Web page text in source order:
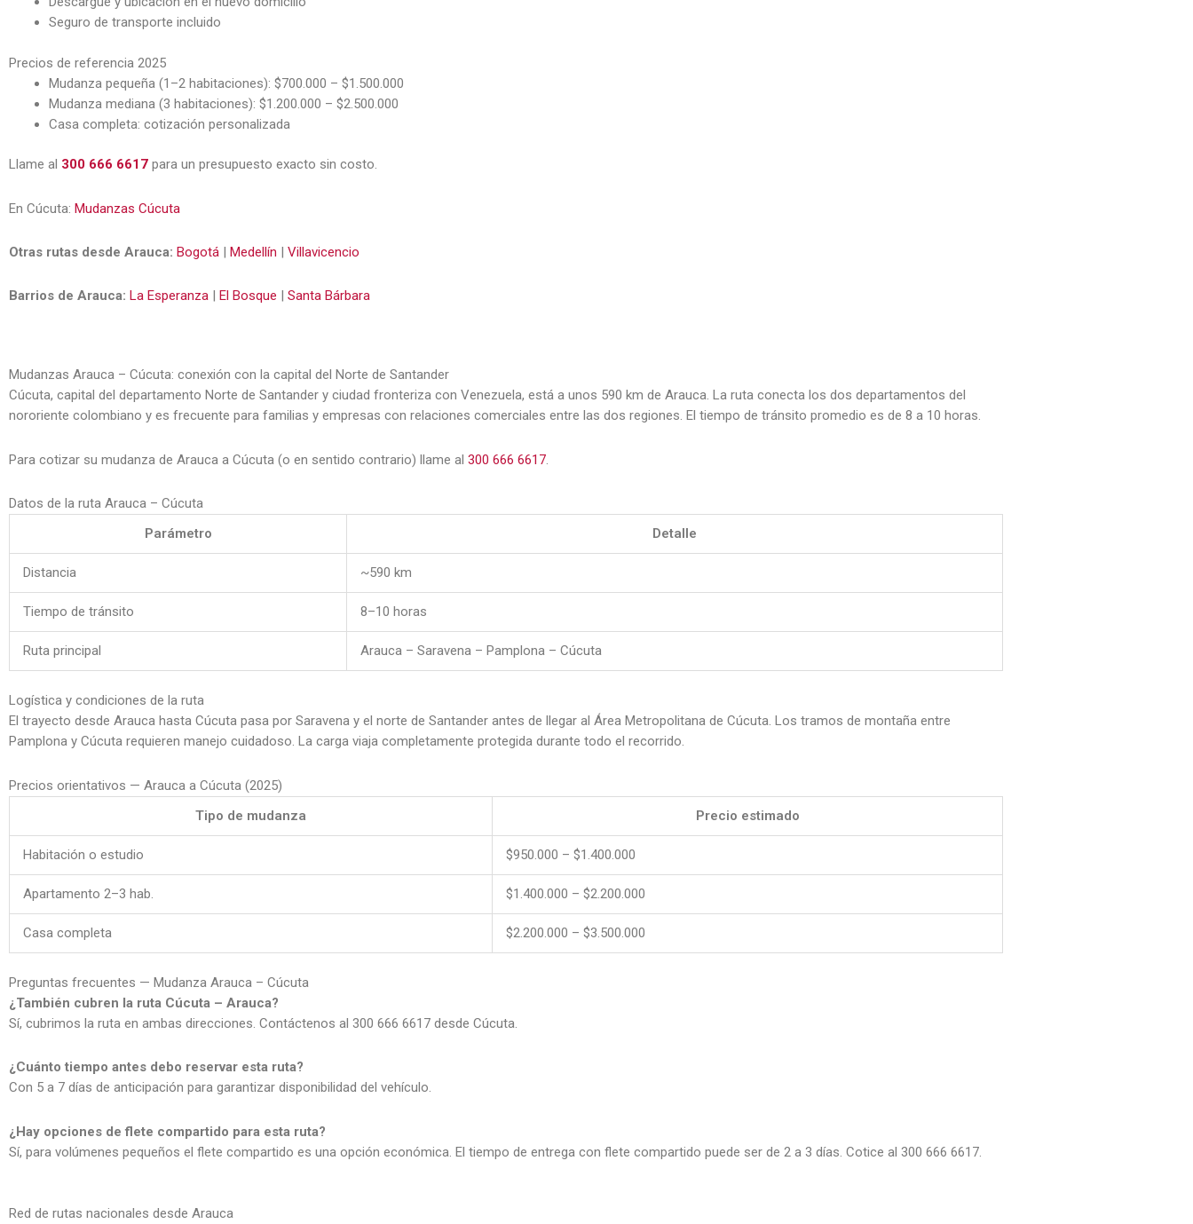
Seguro de transporte incluido
Precios de referencia 2025
Mudanza pequeña (1–2 habitaciones): $700.000 – $1.500.000
Mudanza mediana (3 habitaciones): $1.200.000 – $2.500.000
Casa completa: cotización personalizada
Llame al 300 666 6617 para un presupuesto exacto sin costo.
En Cúcuta: Mudanzas Cúcuta
Otras rutas desde Arauca: Bogotá | Medellín | Villavicencio
Barrios de Arauca: La Esperanza | El Bosque | Santa Bárbara
Mudanzas Arauca – Cúcuta: conexión con la capital del Norte de Santander
Cúcuta, capital del departamento Norte de Santander y ciudad fronteriza con Venezuela, está a unos 590 km de Arauca. La ruta conecta los dos departamentos del
nororiente colombiano y es frecuente para familias y empresas con relaciones comerciales entre las dos regiones. El tiempo de tránsito promedio es de 8 a 10 horas.
Para cotizar su mudanza de Arauca a Cúcuta (o en sentido contrario) llame al 300 666 6617
Datos de la ruta Arauca – Cúcuta
Parámetro
Detalle
Distancia ~590 km
Tiempo de tránsito 8–10 horas
Ruta principal Arauca – Saravena – Pamplona – Cúcuta
Logística y condiciones de la ruta
El trayecto desde Arauca hasta Cúcuta pasa por Saravena y el norte de Santander antes de llegar al Área Metropolitana de Cúcuta. Los tramos de montaña entre
Pamplona y Cúcuta requieren manejo cuidadoso. La carga viaja completamente protegida durante todo el recorrido.
Precios orientativos — Arauca a Cúcuta (2025)
Tipo de mudanza
Precio estimado
Habitación o estudio $950.000 – $1.400.000
Apartamento 2–3 hab. $1.400.000 – $2.200.000
Casa completa $2.200.000 – $3.500.000
Preguntas frecuentes — Mudanza Arauca – Cúcuta
¿También cubren la ruta Cúcuta – Arauca?
Sí, cubrimos la ruta en ambas direcciones. Contáctenos al 300 666 6617 desde Cúcuta.
¿Cuánto tiempo antes debo reservar esta ruta?
Con 5 a 7 días de anticipación para garantizar disponibilidad del vehículo.
¿Hay opciones de flete compartido para esta ruta?
Sí, para volúmenes pequeños el flete compartido es una opción económica. El tiempo de entrega con flete compartido puede ser de 2 a 3 días. Cotice al 300 666 6617.
Red de rutas nacionales desde Arauca